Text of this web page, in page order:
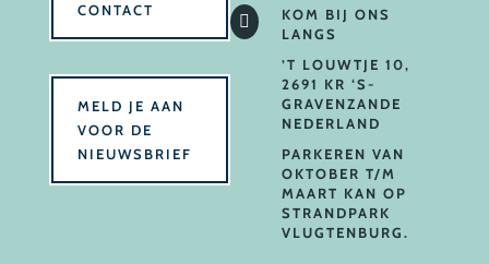
CONTACT
MELD JE AAN
VOOR DE
NIEUWSBRIEF

KOM BIJ ONS
LANGS
’T LOUWTJE 10,
2691 KR ‘S-
GRAVENZANDE
NEDERLAND
PARKEREN VAN
OKTOBER T/M
MAART KAN OP
STRANDPARK
VLUGTENBURG.